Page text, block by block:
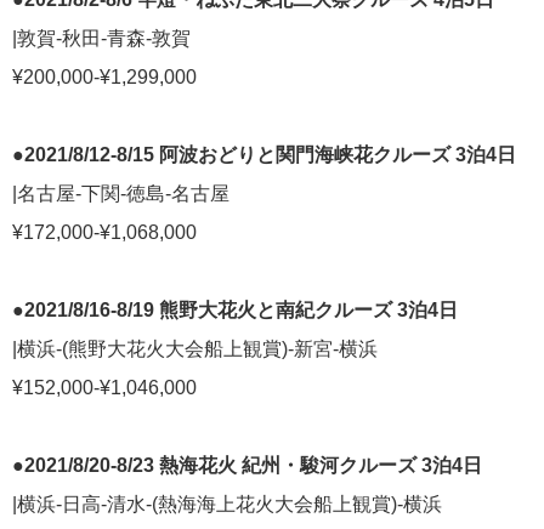
|敦賀-秋田-青森-敦賀
¥200,000-¥1,299,000
●2021/8/12-8/15 阿波おどりと関門海峡花クルーズ 3泊4日
|名古屋-下関-徳島-名古屋
¥172,000-¥1,068,000
●2021/8/16-8/19 熊野大花火と南紀クルーズ 3泊4日
|横浜-(熊野大花火大会船上観賞)-新宮-横浜
¥152,000-¥1,046,000
●2021/8/20-8/23 熱海花火 紀州・駿河クルーズ 3泊4日
|横浜-日高-清水-(熱海海上花火大会船上観賞)-横浜